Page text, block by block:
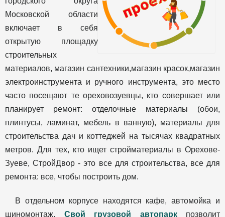
Московской области
включает в себя
открытую площадку
строительных
материалов, магазин сантехники,магазин красок,магазин
электроинструмента и ручного инструмента, это место
часто посещают те ореховозуевцы, кто совершает или
планирует ремонт: отделочные материалы (обои,
плинтусы, ламинат, мебель в ванную), материалы для
строительства дач и коттеджей на тысячах квадратных
метров. Для тех, кто ищет стройматериалы в Орехове-
Зуеве, СтройДвор - это все для строительства, все для
ремонта: все, чтобы построить дом.
В отдельном корпусе находятся кафе, автомойка и
шиномонтаж. Свой грузовой автопарк позволит